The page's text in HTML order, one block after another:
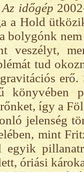
Az időgép
a Hold
bolygónk
veszélyt,
tud
könyvében
így a
jelenség
mint
egyik
óriási